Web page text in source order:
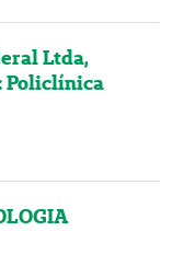
Ltda,
Policlínica